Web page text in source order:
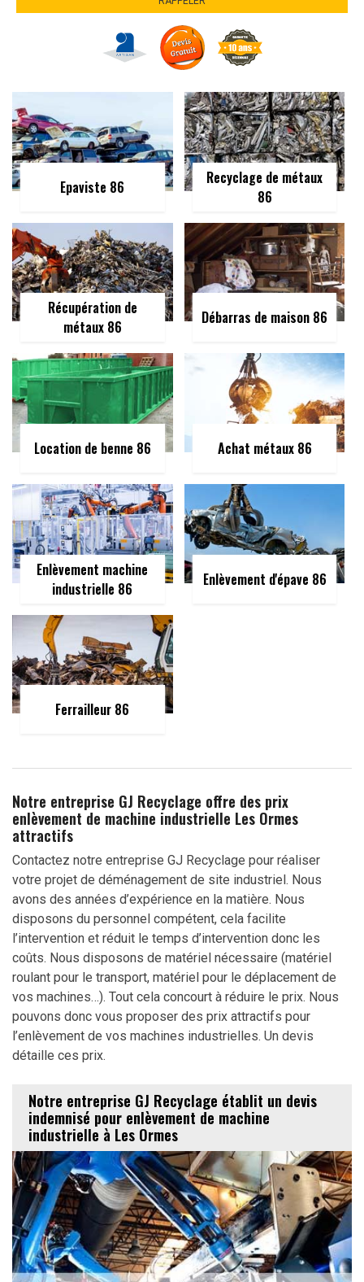
Epaviste 86
Recyclage de métaux
86
Récupération de
métaux 86
Débarras de maison 86
Location de benne 86 Achat métaux 86
Enlèvement machine
industrielle 86
Enlèvement d'épave 86
Ferrailleur 86
Notre entreprise GJ Recyclage offre des prix
enlèvement de machine industrielle Les Ormes
attractifs
Contactez notre entreprise GJ Recyclage pour réaliser
votre projet de déménagement de site industriel. Nous
avons des années d’expérience en la matière. Nous
disposons du personnel compétent, cela facilite
l’intervention et réduit le temps d’intervention donc les
coûts. Nous disposons de matériel nécessaire (matériel
roulant pour le transport, matériel pour le déplacement de
vos machines…). Tout cela concourt à réduire le prix. Nous
pouvons donc vous proposer des prix attractifs pour
l’enlèvement de vos machines industrielles. Un devis
détaille ces prix.
Notre entreprise GJ Recyclage établit un devis
indemnisé pour enlèvement de machine
industrielle à Les Ormes